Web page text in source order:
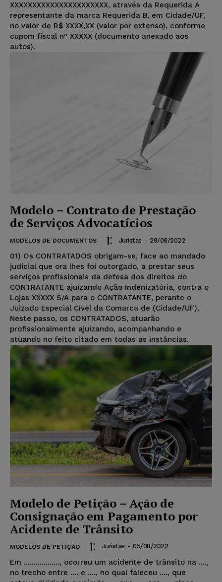
XXXXXXXXXXXXXXXXXXXXXX, através da Requerida A
representante da marca Requerida B, em Cidade/UF,
no valor de R$ XXXX,XX (valor por extenso), conforme
cupom fiscal nº XXXXX (documento anexado aos
autos).
Modelo – Contrato de Prestação
de Serviços Advocatícios
MODELOS DE DOCUMENTOS Juristas - 29/08/2022
01) Os CONTRATADOS obrigam-se, face ao mandado
judicial que ora lhes foi outorgado, a prestar seus
serviços profissionais da defesa dos direitos do
CONTRATANTE ajuizando Ação Indenizatória, contra o
Lojas XXXXX S/A para o CONTRATANTE, perante o
Juizado Especial Cível da Comarca de (Cidade/UF).
Neste passo, os CONTRATADOS, atuarão
profissionalmente ajuizando, acompanhando e
atuando no feito citado em todas as instâncias.
Modelo de Petição – Ação de
Consignação em Pagamento por
Acidente de Trânsito
MODELOS DE PETIÇÃO Juristas - 05/08/2022
Em .................., ocorreu um acidente de trânsito na ....,
no trecho entre .... e ...., no qual faleceu ...., que